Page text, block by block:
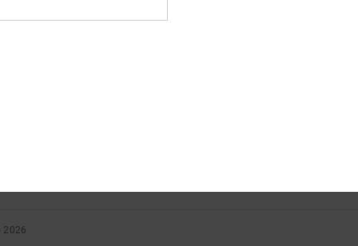
5.0
2026